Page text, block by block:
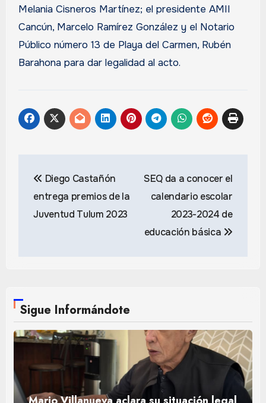
Melania Cisneros Martínez; el presidente AMII
Cancún, Marcelo Ramírez González y el Notario
Público número 13 de Playa del Carmen, Rubén
Barahona para dar legalidad al acto.
de
entradas
Diego Castañón
entrega premios de la
Juventud Tulum 2023
SEQ da a conocer el
calendario escolar
2023-2024 de
educación básica
Sigue Informándote